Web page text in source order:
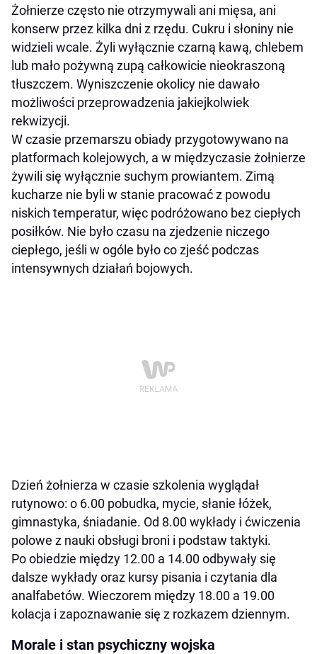
Żołnierze często nie otrzymywali ani mięsa, ani
konserw przez kilka dni z rzędu. Cukru i słoniny nie
widzieli wcale. Żyli wyłącznie czarną kawą, chlebem
lub mało pożywną zupą całkowicie nieokraszoną
tłuszczem. Wyniszczenie okolicy nie dawało
możliwości przeprowadzenia jakiejkolwiek
rekwizycji.
W czasie przemarszu obiady przygotowywano na
platformach kolejowych, a w międzyczasie żołnierze
żywili się wyłącznie suchym prowiantem. Zimą
kucharze nie byli w stanie pracować z powodu
niskich temperatur, więc podróżowano bez ciepłych
posiłków. Nie było czasu na zjedzenie niczego
ciepłego, jeśli w ogóle było co zjeść podczas
intensywnych działań bojowych.
Dzień żołnierza w czasie szkolenia wyglądał
rutynowo: o 6.00 pobudka, mycie, słanie łóżek,
gimnastyka, śniadanie. Od 8.00 wykłady i ćwiczenia
polowe z nauki obsługi broni i podstaw taktyki.
Po obiedzie między 12.00 a 14.00 odbywały się
dalsze wykłady oraz kursy pisania i czytania dla
analfabetów. Wieczorem między 18.00 a 19.00
kolacja i zapoznawanie się z rozkazem dziennym.
Morale i stan psychiczny wojska